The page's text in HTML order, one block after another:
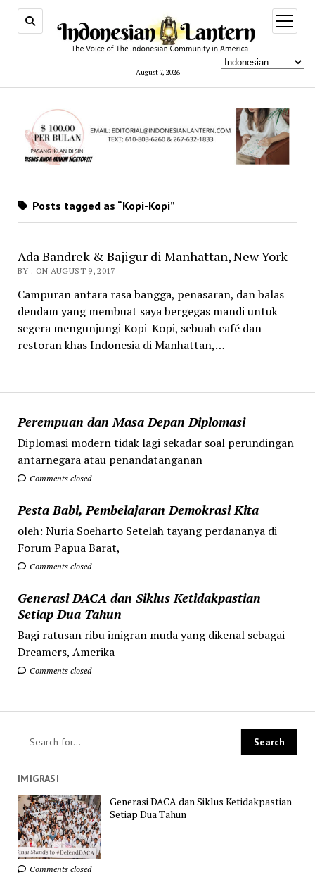
August 7, 2026
open
menu
Perempuan dan Masa Depan Diplomasi
Diplomasi modern tidak lagi sekadar soal perundingan
antarnegara atau penandatanganan
Comments closed
Pesta Babi, Pembelajaran Demokrasi Kita
oleh: Nuria Soeharto Setelah tayang perdananya di
Forum Papua Barat,
Comments closed
Generasi DACA dan Siklus Ketidakpastian
Setiap Dua Tahun
Bagi ratusan ribu imigran muda yang dikenal sebagai
Dreamers, Amerika
Comments closed
Posts tagged as “Kopi-Kopi”
Ada Bandrek & Bajigur di Manhattan, New York
BY . ON AUGUST 9, 2017
Campuran antara rasa bangga, penasaran, dan balas
dendam yang membuat saya bergegas mandi untuk
segera mengunjungi Kopi-Kopi, sebuah café dan
restoran khas Indonesia di Manhattan,…
IMIGRASI
Generasi DACA dan Siklus Ketidakpastian
Setiap Dua Tahun
Comments closed